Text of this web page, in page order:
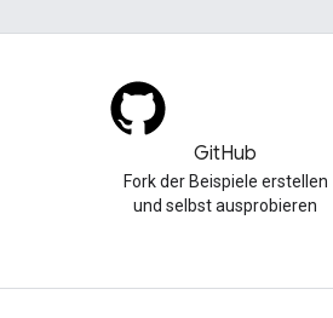
GitHub
Fork der Beispiele erstellen
und selbst ausprobieren